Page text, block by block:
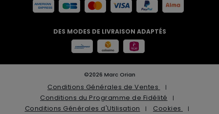
DES MODES DE LIVRAISON ADAPTÉS
©2026 Marc Orian
Conditions Générales de Ventes
Conditions du Programme de Fidélité
Conditions Générales d'Utilisation
Cookies